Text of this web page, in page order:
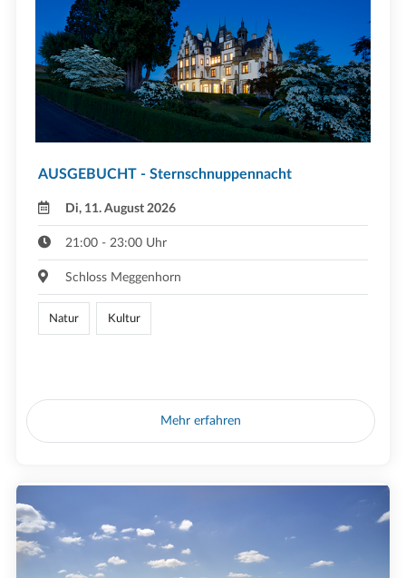
AUSGEBUCHT - Sternschnuppennacht
Di, 11. August 2026
21:00 - 23:00 Uhr
Schloss Meggenhorn
Natur Kultur
Mehr erfahren